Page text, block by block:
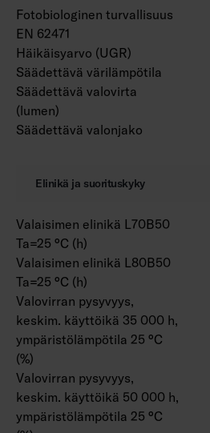
Fotobiologinen turvallisuus
EN 62471
Häikäisyarvo (UGR)
Säädettävä värilämpötila
Säädettävä valovirta
(lumen)
Säädettävä valonjako
Elinikä ja suorituskyky
Valaisimen elinikä L70B50
Ta=25 °C (h)
Valaisimen elinikä L80B50
Ta=25 °C (h)
Valovirran pysyvyys,
keskim. käyttöikä 35 000 h,
ympäristölämpötila 25 °C
(%)
Valovirran pysyvyys,
keskim. käyttöikä 50 000 h,
ympäristölämpötila 25 °C